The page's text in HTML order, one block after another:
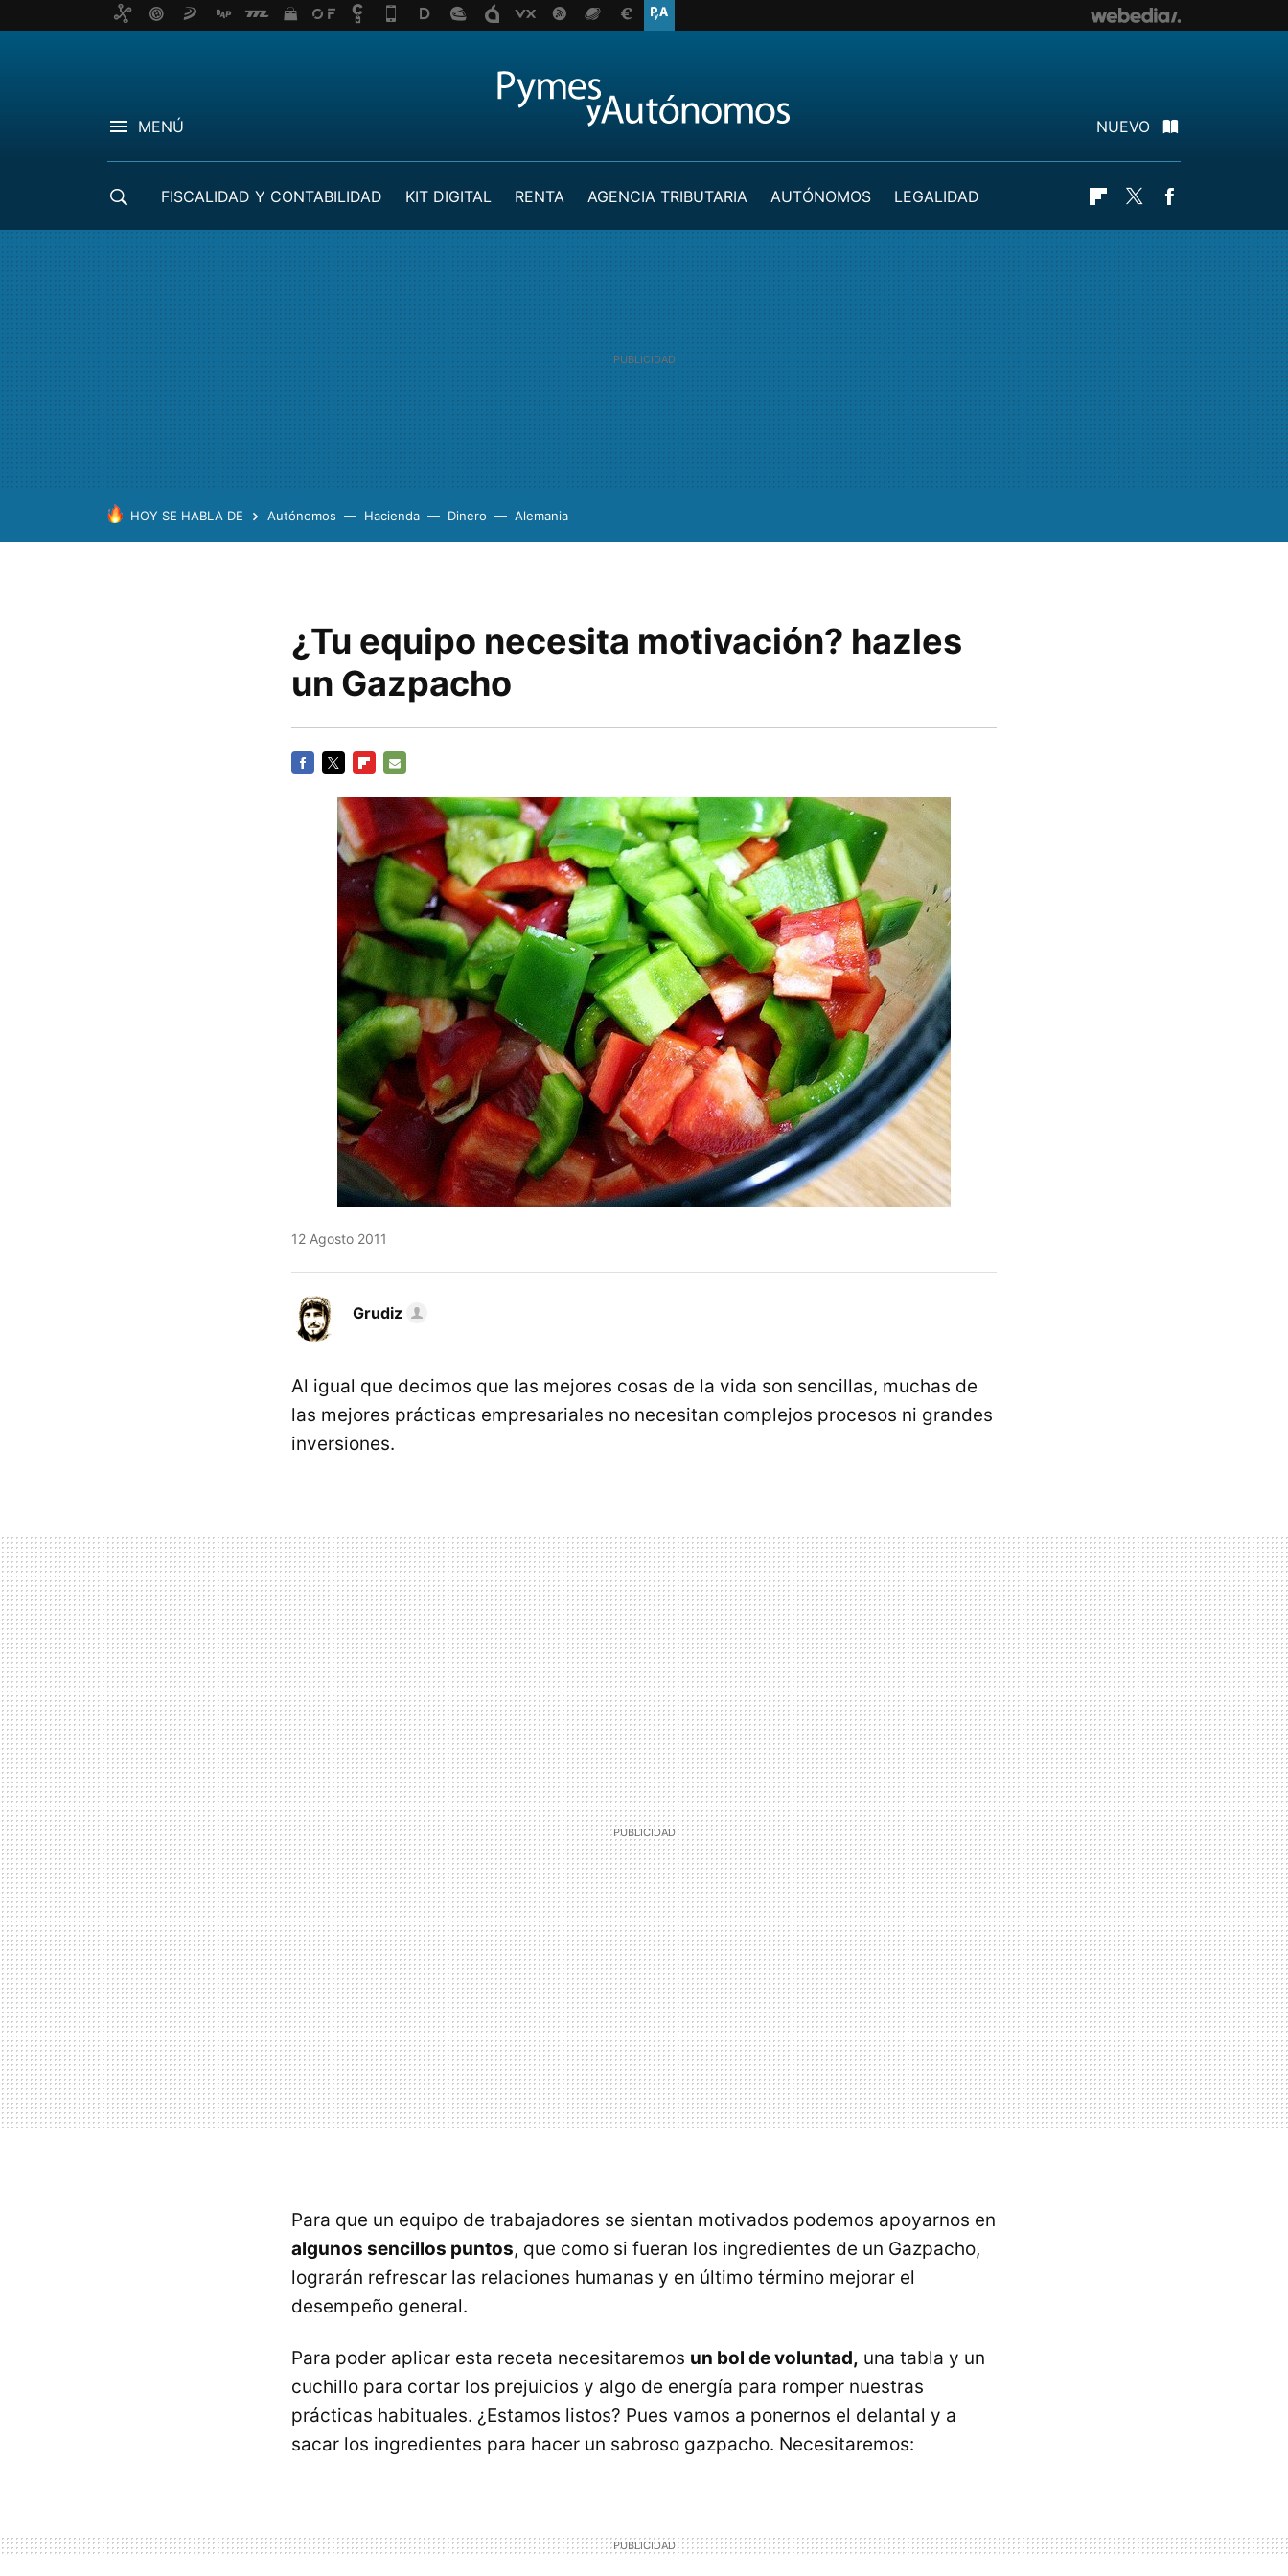
MENÚ NUEVO
FISCALIDAD Y CONTABILIDAD KIT DIGITAL RENTA AGENCIA TRIBUTARIA AUTÓNOMOS
LEGALIDAD
Flipboard
Twitter
HOY SE HABLA DE Autónomos Hacienda Dinero Alemania
¿Tu equipo necesita motivación? hazles
un Gazpacho
MAIL
12 Agosto 2011
Grudiz
Al igual que decimos que las mejores cosas de la vida son sencillas, muchas de
las mejores prácticas empresariales no necesitan complejos procesos ni grandes
inversiones.
Para que un equipo de trabajadores se sientan motivados podemos apoyarnos en
algunos sencillos puntos, que como si fueran los ingredientes de un Gazpacho,
lograrán refrescar las relaciones humanas y en último término mejorar el
desempeño general.
Para poder aplicar esta receta necesitaremos un bol de voluntad, una tabla y un
cuchillo para cortar los prejuicios y algo de energía para romper nuestras
prácticas habituales. ¿Estamos listos? Pues vamos a ponernos el delantal y a
sacar los ingredientes para hacer un sabroso gazpacho. Necesitaremos: